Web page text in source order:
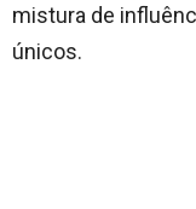
mistura de
únicos.